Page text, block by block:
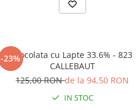
-23%Ciocolata cu Lapte 33.6% - 823
CALLEBAUT
125,00 RONde la 94,50 RON
IN STOC